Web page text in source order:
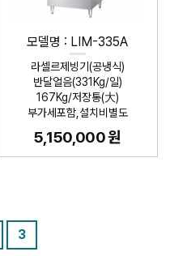
모델명 : LIM-335A
라셀르제빙기(공냉식)
반달얼음(331Kg/일)
167Kg/저장통(大)
부가세포함,설치비별도
5,150,000 원
3